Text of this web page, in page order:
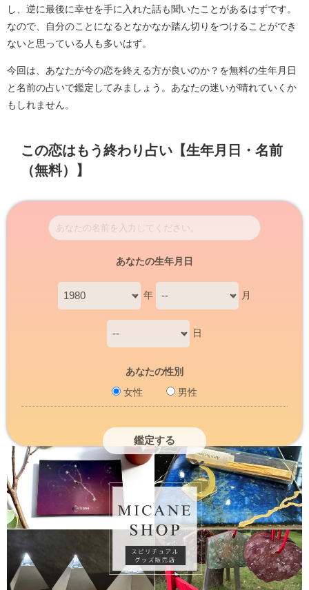
し、逆に最後に幸せを手に入れた話も聞いたことがあるはずです。
なので、自分のことになるとなかなか踏ん切りをつけることができ
ないと思っている人も多いはず。
今回は、あなたが今の恋を終える方が良いのか？を無料の生年月日
と名前の占いで鑑定してみましょう。あなたの迷いが晴れていくか
もしれません。
この恋はもう終わり占い【生年月日・名前
（無料）】
あなたの生年月日
年 月
日
あなたの性別
女性 男性